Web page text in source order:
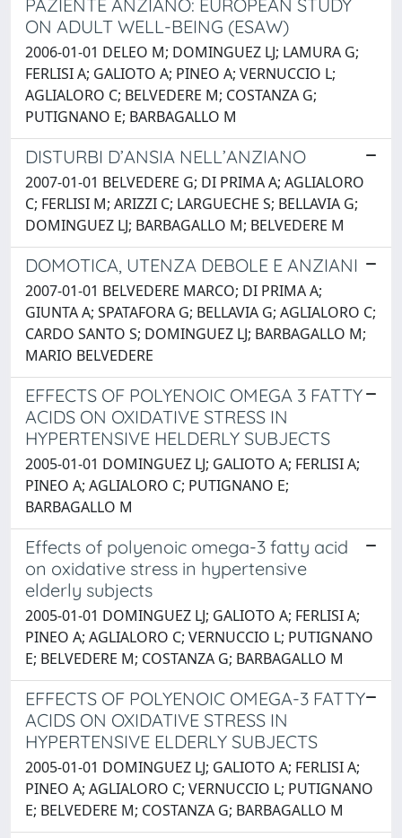
PAZIENTE ANZIANO: EUROPEAN STUDY
ON ADULT WELL-BEING (ESAW)
2006-01-01 DELEO M; DOMINGUEZ LJ; LAMURA G;
FERLISI A; GALIOTO A; PINEO A; VERNUCCIO L;
AGLIALORO C; BELVEDERE M; COSTANZA G;
PUTIGNANO E; BARBAGALLO M
DISTURBI D’ANSIA NELL’ANZIANO
2007-01-01 BELVEDERE G; DI PRIMA A; AGLIALORO
C; FERLISI M; ARIZZI C; LARGUECHE S; BELLAVIA G;
DOMINGUEZ LJ; BARBAGALLO M; BELVEDERE M
DOMOTICA, UTENZA DEBOLE E ANZIANI
2007-01-01 BELVEDERE MARCO; DI PRIMA A;
GIUNTA A; SPATAFORA G; BELLAVIA G; AGLIALORO C;
CARDO SANTO S; DOMINGUEZ LJ; BARBAGALLO M;
MARIO BELVEDERE
EFFECTS OF POLYENOIC OMEGA 3 FATTY
ACIDS ON OXIDATIVE STRESS IN
HYPERTENSIVE HELDERLY SUBJECTS
2005-01-01 DOMINGUEZ LJ; GALIOTO A; FERLISI A;
PINEO A; AGLIALORO C; PUTIGNANO E;
BARBAGALLO M
Effects of polyenoic omega-3 fatty acid
on oxidative stress in hypertensive
elderly subjects
2005-01-01 DOMINGUEZ LJ; GALIOTO A; FERLISI A;
PINEO A; AGLIALORO C; VERNUCCIO L; PUTIGNANO
E; BELVEDERE M; COSTANZA G; BARBAGALLO M
EFFECTS OF POLYENOIC OMEGA-3 FATTY
ACIDS ON OXIDATIVE STRESS IN
HYPERTENSIVE ELDERLY SUBJECTS
2005-01-01 DOMINGUEZ LJ; GALIOTO A; FERLISI A;
PINEO A; AGLIALORO C; VERNUCCIO L; PUTIGNANO
E; BELVEDERE M; COSTANZA G; BARBAGALLO M